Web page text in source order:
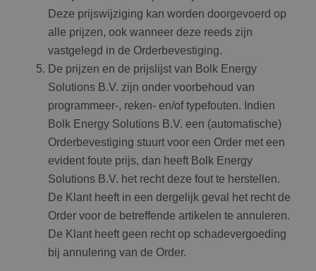
Deze prijswijziging kan worden doorgevoerd op
alle prijzen, ook wanneer deze reeds zijn
vastgelegd in de Orderbevestiging.
De prijzen en de prijslijst van Bolk Energy
Solutions B.V. zijn onder voorbehoud van
programmeer-, reken- en/of typefouten. Indien
Bolk Energy Solutions B.V. een (automatische)
Orderbevestiging stuurt voor een Order met een
evident foute prijs, dan heeft Bolk Energy
Solutions B.V. het recht deze fout te herstellen.
De Klant heeft in een dergelijk geval het recht de
Order voor de betreffende artikelen te annuleren.
De Klant heeft geen recht op schadevergoeding
bij annulering van de Order.